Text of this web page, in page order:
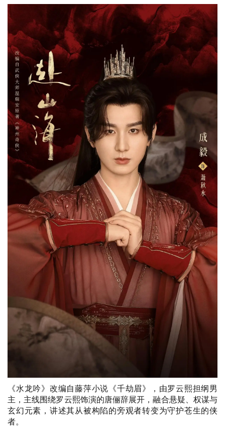
《水龙吟》改编自藤萍小说《千劫眉》，由罗云熙担纲男
主，主线围绕罗云熙饰演的唐俪辞展开，融合悬疑、权谋与
玄幻元素，讲述其从被构陷的旁观者转变为守护苍生的侠
者。